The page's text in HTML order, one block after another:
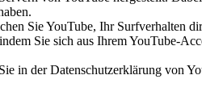
Sie YouTube, Ihr Surfverhalten
Sie sich aus Ihrem YouTube-
in der Datenschutzerklärung von